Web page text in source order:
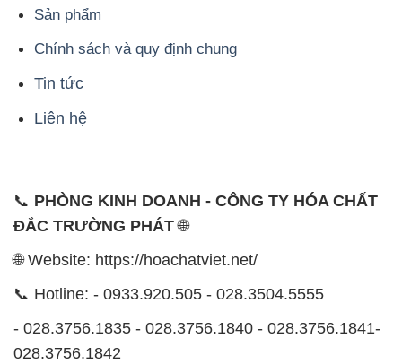
Sản phẩm
Chính sách và quy định chung
Tin tức
Liên hệ
📞 PHÒNG KINH DOANH - CÔNG TY HÓA CHẤT
ĐẮC TRƯỜNG PHÁT🌐
🌐 Website: https://hoachatviet.net/
📞 Hotline: - 0933.920.505 - 028.3504.5555
- 028.3756.1835 - 028.3756.1840 - 028.3756.1841-
028.3756.1842